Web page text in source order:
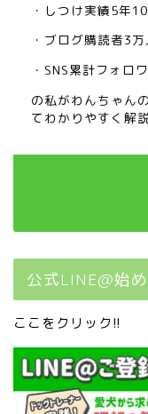
・しつけ実績5年
・ブログ購読者3
・SNS累計フォロ
の私がわんちゃん
てわかりやすく解
公式LINE@始
ここをクリック!!